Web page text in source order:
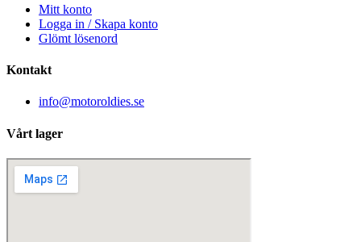
Mitt konto
Logga in / Skapa konto
Glömt lösenord
Kontakt
info@motoroldies.se
Vårt lager